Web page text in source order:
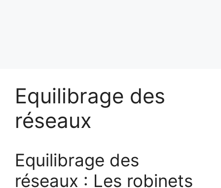
Equilibrage des
réseaux
Equilibrage des
réseaux : Les robinets